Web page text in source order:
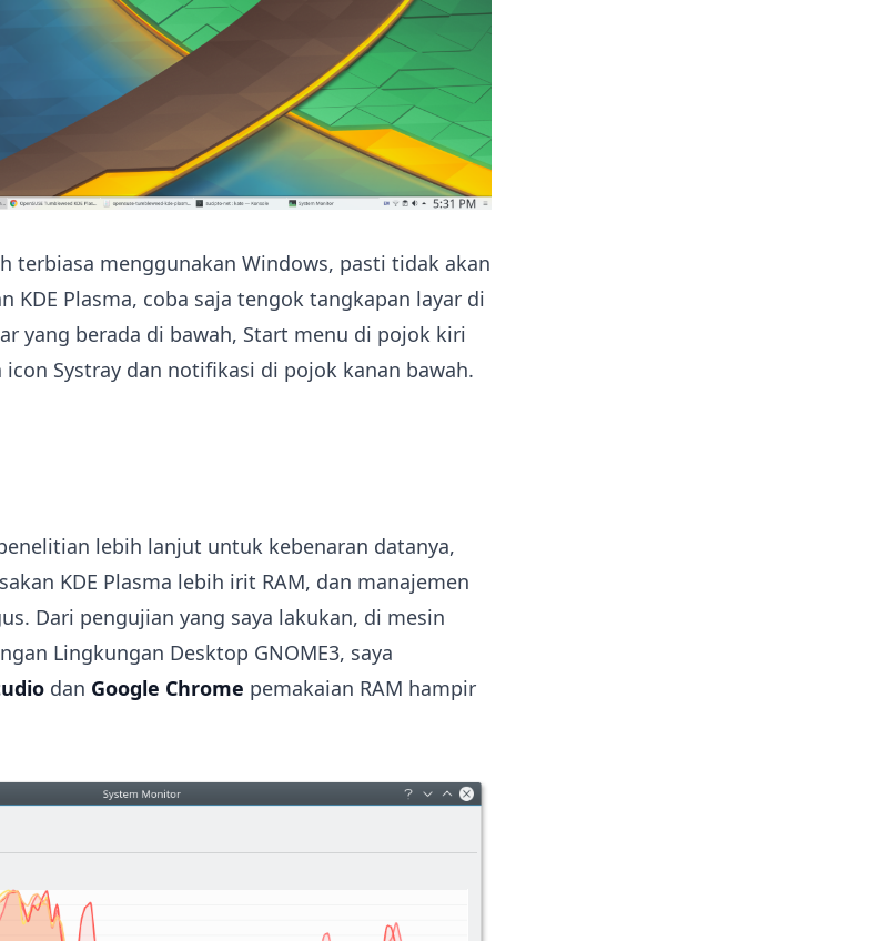
terbiasa menggunakan Windows, pasti tidak akan
KDE Plasma, coba saja tengok tangkapan layar di
yang berada di bawah, Start menu di pojok kiri
icon Systray dan notifikasi di pojok kanan bawah.
lebih lanjut untuk kebenaran datanya,
KDE Plasma lebih irit RAM, dan manajemen
Dari pengujian yang saya lakukan, di mesin
Lingkungan Desktop GNOME3, saya
dan Google Chrome pemakaian RAM hampir